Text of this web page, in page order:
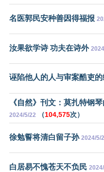
名医郭民安种善因得福报
汝果欲学诗 功夫在诗外
诬陷他人的人与审案酷吏
《自然》刊文：莫扎特钢
2024/5/22 （104,575次）
徐勉誓将清白留子孙 2024/5/
白居易不愧苍天不负民